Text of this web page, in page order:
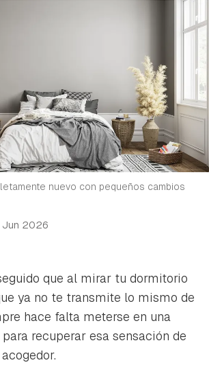
nuevo con pequeños cambios
2026
que al mirar tu dormitorio
ya no te transmite lo mismo de
hace falta meterse en una
recuperar esa sensación de